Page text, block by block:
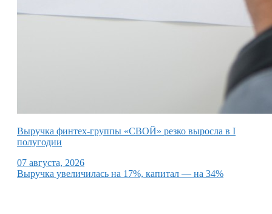
Выручка финтех-группы «СВОЙ» резко выросла в I
полугодии
07 августа, 2026
Выручка увеличилась на 17%, капитал — на 34%